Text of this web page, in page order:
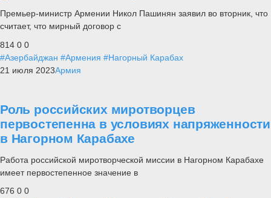
Премьер-министр Армении Никол Пашинян заявил во вторник, что
считает, что мирный договор с
814 0 0
#Азербайджан #Армения #Нагорный Карабах
21 июля 2023Армия
Роль российских миротворцев
первостепенна в условиях напряженности
в Нагорном Карабахе
Работа российской миротворческой миссии в Нагорном Карабахе
имеет первостепенное значение в
676 0 0